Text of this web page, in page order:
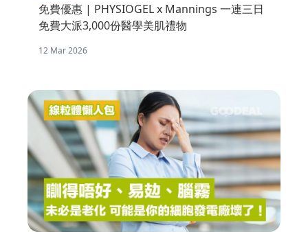
免費優惠 | PHYSIOGEL x Mannings 一連三日
免費大派3,000份醫學美肌禮物
12 Mar 2026